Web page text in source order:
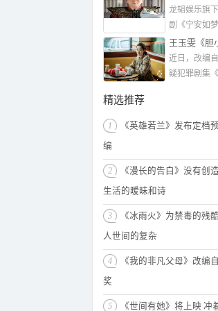
沉的反派武
龙韬娱乐旗
剧《宁安如
王玉雯《胆
准备好纸巾
近日，改编
疑犯罪剧集
精选推荐
1 《英雄若兰》发布定档
编
2 《漫长的告白》没有创
生活的暧昧和诗
3 《冰雨火》为禁毒的残
人世间的复杂
4 《我的非凡父母》改编
奖
5 《世间有她》将上映 冲